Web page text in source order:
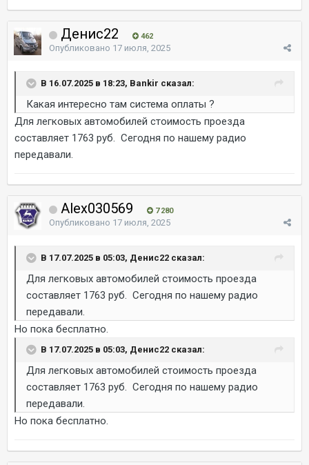
Денис22 462
Опубликовано 17 июля, 2025
В 16.07.2025 в 18:23, Bankir сказал:
Какая интересно там система оплаты ?
Для легковых автомобилей стоимость проезда
составляет 1763 руб. Сегодня по нашему радио
передавали.
Alex030569 7 280
Опубликовано 17 июля, 2025
В 17.07.2025 в 05:03, Денис22 сказал:
Для легковых автомобилей стоимость проезда
составляет 1763 руб. Сегодня по нашему радио
передавали.
Но пока бесплатно.
В 17.07.2025 в 05:03, Денис22 сказал:
Для легковых автомобилей стоимость проезда
составляет 1763 руб. Сегодня по нашему радио
передавали.
Но пока бесплатно.